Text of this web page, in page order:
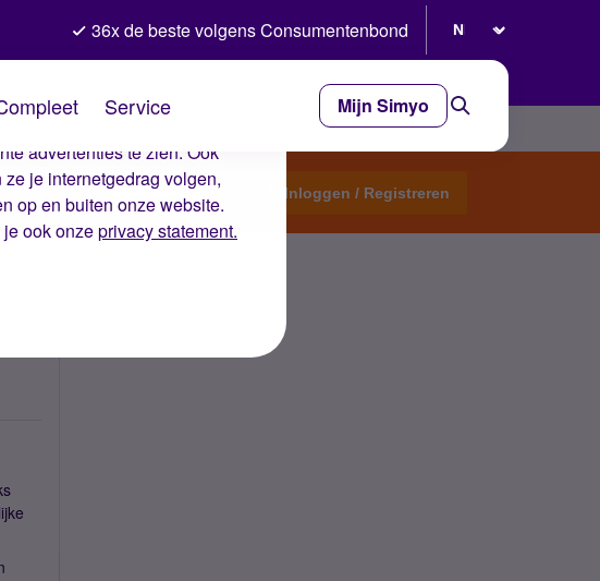
ervoor dat je ervaring op de
advertenties te zien. Ook
je internetgedrag volgen,
op en buiten onze website.
ook onzeprivacy statement.
36x de beste volgens Consumentenbond
Service Mijn Simyo
Start een topic Inloggen / Registreren